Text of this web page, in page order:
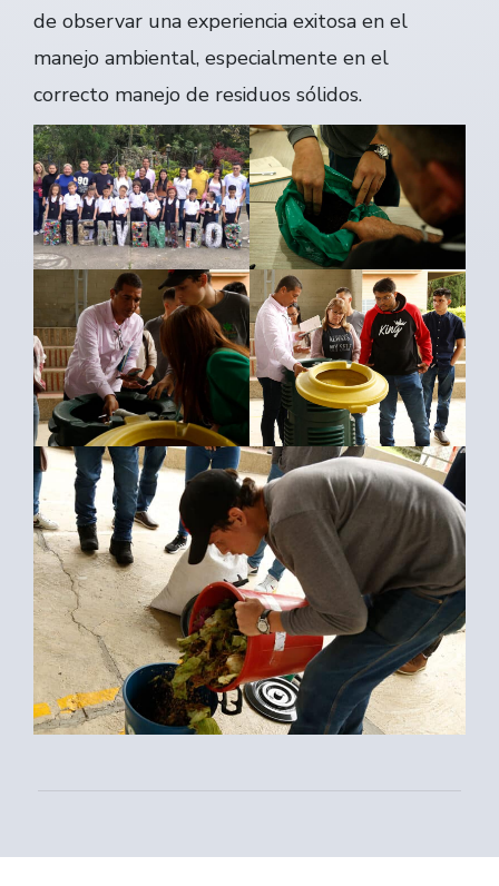
de observar una experiencia exitosa en el
manejo ambiental, especialmente en el
correcto manejo de residuos sólidos.